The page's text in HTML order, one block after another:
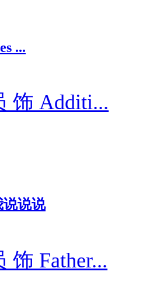
...
饰 Additi...
说说说
饰 Father...